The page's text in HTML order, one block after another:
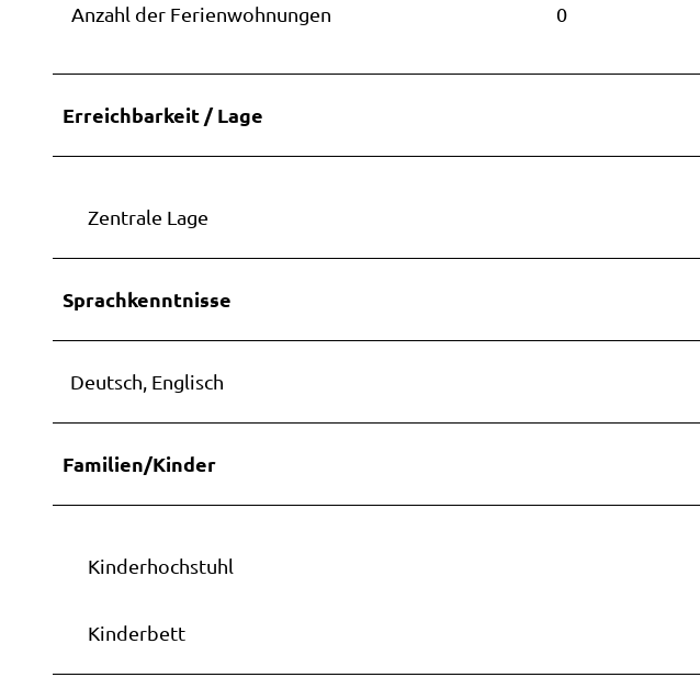
Anzahl der Ferienwohnungen 0
Erreichbarkeit / Lage
Zentrale Lage
Sprachkenntnisse
Deutsch, Englisch
Familien/Kinder
Kinderhochstuhl
Kinderbett